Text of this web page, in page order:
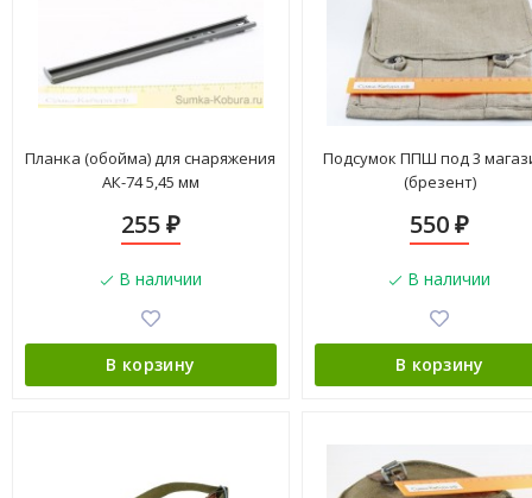
Планка (обойма) для снаряжения
АК-74 5,45 мм
255 ₽
В наличии
В корзину
Подсумок ППШ под 3
(брезент)
550₽
В наличии
В корзину